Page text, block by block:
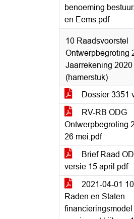
benoeming
en Eems.pdf
10 Raadsvoorstel
Ontwerpbegroting
Jaarrekening 2020
(hamerstuk)
Dossier 3351
RV-RB ODG
Ontwerpbegroting
26 mei.pdf
Brief Raad
versie 15 april.pdf
2021-04-01
Raden en Staten
financieringsmodel